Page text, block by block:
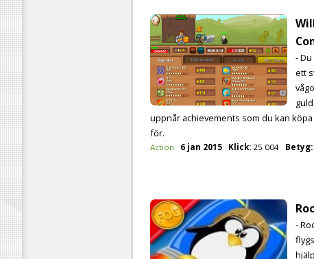
-
ett
uppnår achievements som du kan
för.
Action 6 jan 2015 Klick: 25 004 Betyg:
-